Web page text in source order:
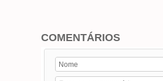
COMENTÁRIOS